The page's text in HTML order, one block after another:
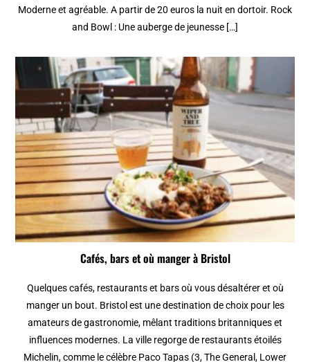
Moderne et agréable. A partir de 20 euros la nuit en dortoir. Rock
and Bowl : Une auberge de jeunesse […]
Cafés, bars et où manger à Bristol
Quelques cafés, restaurants et bars où vous désaltérer et où
manger un bout. Bristol est une destination de choix pour les
amateurs de gastronomie, mêlant traditions britanniques et
influences modernes. La ville regorge de restaurants étoilés
Michelin, comme le célèbre Paco Tapas (3, The General, Lower